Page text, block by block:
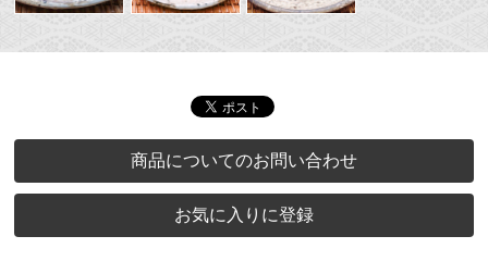
商品についてのお問い合わせ
お気に入りに登録